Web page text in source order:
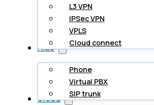
L3 VPN
IPSec VPN
VPLS
Cloud connect
Hlas
Phone
Virtual PBX
SIP trunk
Cloud